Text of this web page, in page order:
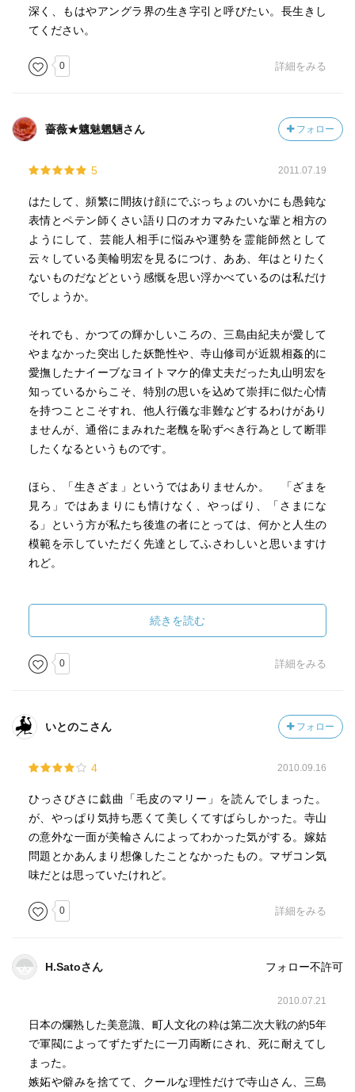
深く、もはやアングラ界の生き字引と呼びたい。長生きし
てください。
0 詳細をみる
薔薇★魑魅魍魎さん フォロー
5 2011.07.19
はたして、頻繁に間抜け顔にでぶっちょのいかにも愚鈍な
表情とペテン師くさい語り口のオカマみたいな輩と相方の
ようにして、芸能人相手に悩みや運勢を霊能師然として
云々している美輪明宏を見るにつけ、ああ、年はとりたく
ないものだなどという感慨を思い浮かべているのは私だけ
でしょうか。
それでも、かつての輝かしいころの、三島由紀夫が愛して
やまなかった突出した妖艶性や、寺山修司が近親相姦的に
愛撫したナイーブなヨイトマケ的偉丈夫だった丸山明宏を
知っているからこそ、特別の思いを込めて崇拝に似た心情
を持つことこそすれ、他人行儀な非難などするわけがあり
ませんが、通俗にまみれた老醜を恥ずべき行為として断罪
したくなるというものです。
ほら、「生きざま」というではありませんか。 「ざまを
見ろ」ではあまりにも情けなく、やっぱり、「さまにな
る」という方が私たち後進の者にとっては、何かと人生の
模範を示していただく先達としてふさわしいと思いますけ
れど。
念を集め、多少の変節でもしようものなら非難ごうごうで
すもの。
それよりなにより、渋谷で住居侵入＝のぞきの現行犯で逮
が、たとえそういうスキャンダラスな面があったとして
も、その孤高さというか孤立無援の独自の芸術性はいささ
みません。
というわけで、今の彼から発せられる言葉はどうしても
虚々実々胡散臭くて、残念ながら真に受けにくいもので
す。
でも、さすがは寺山修司、そんなことを超越して生の声が
蛇足ですが、というか、本当は三島由紀夫近代能楽集『葵
をウォークマンの1万5千曲の中の1曲にして聞いているほど
美輪明宏に入れ込んでいる私ではあります。
続きを読む
0 詳細をみる
いとのこさん フォロー
4 2010.09.16
ひっさびさに戯曲「毛皮のマリー」を読んでしまった。
が、やっぱり気持ち悪くて美しくてすばらしかった。寺山
の意外な一面が美輪さんによってわかった気がする。嫁姑
問題とかあんまり想像したことなかったもの。マザコン気
味だとは思っていたけれど。
0 詳細をみる
H.Satoさん フォロー不許可
2010.07.21
日本の爛熟した美意識、町人文化の粋は第二次大戦の約5年
で軍閥によってずたずたに一刀両断にされ、死に耐えてし
まった。
嫉妬や僻みを捨てて、クールな理性だけで寺山さん、三島